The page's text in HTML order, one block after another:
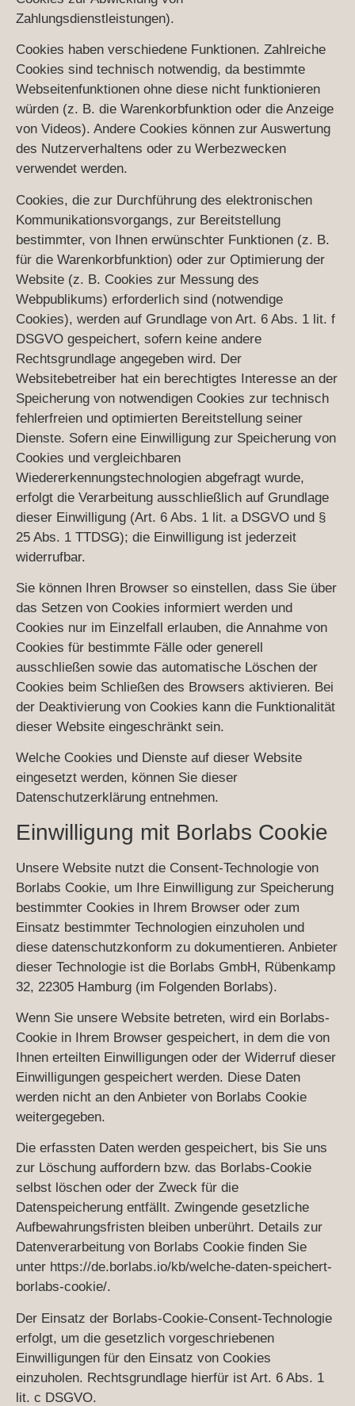
Zahlungsdienstleistungen).
Cookies haben verschiedene Funktionen. Zahlreiche
Cookies sind technisch notwendig, da bestimmte
Webseitenfunktionen ohne diese nicht funktionieren
würden (z. B. die Warenkorbfunktion oder die Anzeige
von Videos). Andere Cookies können zur Auswertung
des Nutzerverhaltens oder zu Werbezwecken
verwendet werden.
Cookies, die zur Durchführung des elektronischen
Kommunikationsvorgangs, zur Bereitstellung
bestimmter, von Ihnen erwünschter Funktionen (z. B.
für die Warenkorbfunktion) oder zur Optimierung der
Website (z. B. Cookies zur Messung des
Webpublikums) erforderlich sind (notwendige
Cookies), werden auf Grundlage von Art. 6 Abs. 1 lit. f
DSGVO gespeichert, sofern keine andere
Rechtsgrundlage angegeben wird. Der
Websitebetreiber hat ein berechtigtes Interesse an der
Speicherung von notwendigen Cookies zur technisch
fehlerfreien und optimierten Bereitstellung seiner
Dienste. Sofern eine Einwilligung zur Speicherung von
Cookies und vergleichbaren
Wiedererkennungstechnologien abgefragt wurde,
erfolgt die Verarbeitung ausschließlich auf Grundlage
dieser Einwilligung (Art. 6 Abs. 1 lit. a DSGVO und §
25 Abs. 1 TTDSG); die Einwilligung ist jederzeit
widerrufbar.
Sie können Ihren Browser so einstellen, dass Sie über
das Setzen von Cookies informiert werden und
Cookies nur im Einzelfall erlauben, die Annahme von
Cookies für bestimmte Fälle oder generell
ausschließen sowie das automatische Löschen der
Cookies beim Schließen des Browsers aktivieren. Bei
der Deaktivierung von Cookies kann die Funktionalität
dieser Website eingeschränkt sein.
Welche Cookies und Dienste auf dieser Website
eingesetzt werden, können Sie dieser
Datenschutzerklärung entnehmen.
Einwilligung mit Borlabs Cookie
Unsere Website nutzt die Consent-Technologie von
Borlabs Cookie, um Ihre Einwilligung zur Speicherung
bestimmter Cookies in Ihrem Browser oder zum
Einsatz bestimmter Technologien einzuholen und
diese datenschutzkonform zu dokumentieren. Anbieter
dieser Technologie ist die Borlabs GmbH, Rübenkamp
32, 22305 Hamburg (im Folgenden Borlabs).
Wenn Sie unsere Website betreten, wird ein Borlabs-
Cookie in Ihrem Browser gespeichert, in dem die von
Ihnen erteilten Einwilligungen oder der Widerruf dieser
Einwilligungen gespeichert werden. Diese Daten
werden nicht an den Anbieter von Borlabs Cookie
weitergegeben.
Die erfassten Daten werden gespeichert, bis Sie uns
zur Löschung auffordern bzw. das Borlabs-Cookie
selbst löschen oder der Zweck für die
Datenspeicherung entfällt. Zwingende gesetzliche
Aufbewahrungsfristen bleiben unberührt. Details zur
Datenverarbeitung von Borlabs Cookie finden Sie
unter https://de.borlabs.io/kb/welche-daten-speichert-
borlabs-cookie/.
Der Einsatz der Borlabs-Cookie-Consent-Technologie
erfolgt, um die gesetzlich vorgeschriebenen
Einwilligungen für den Einsatz von Cookies
einzuholen. Rechtsgrundlage hierfür ist Art. 6 Abs. 1
lit. c DSGVO.